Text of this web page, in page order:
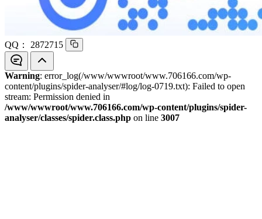
QQ： 2872715
Warning: error_log(/www/wwwroot/www.706166.com/wp-
content/plugins/spider-analyser/#log/log-0719.txt): Failed to open
stream: Permission denied in
/www/wwwroot/www.706166.com/wp-content/plugins/spider-
analyser/classes/spider.class.php on line 3007